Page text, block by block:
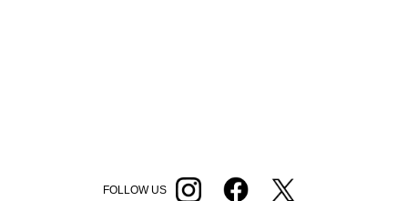
FOLLOW US